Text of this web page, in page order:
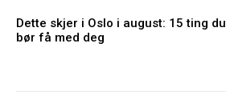
Dette skjer i Oslo i august: 15 ting du
bør få med deg